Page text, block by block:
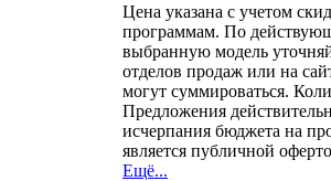
Цена указана с учетом
программам. По
выбранную модель
отделов продаж или на
могут суммироваться.
Предложения
исчерпания бюджета на
является публичной
Ещё...